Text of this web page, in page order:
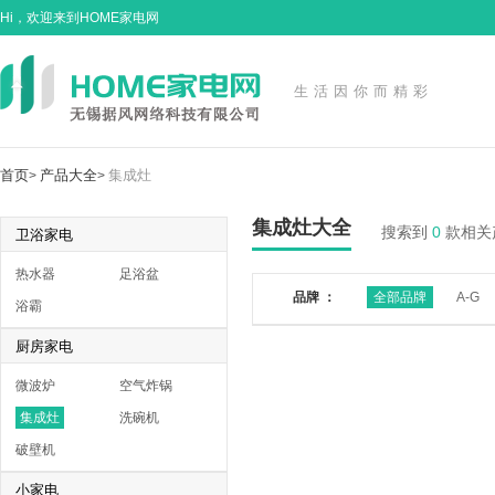
Hi，欢迎来到HOME家电网
生活因你而精彩
首页> 产品大全> 集成灶
卫浴家电
热水器 足浴盆
浴霸
厨房家电
微波炉 空气炸锅
集成灶 洗碗机
破壁机
小家电
集成灶大全 搜索到 0 款相关
品牌 ： 全部品牌 A-G